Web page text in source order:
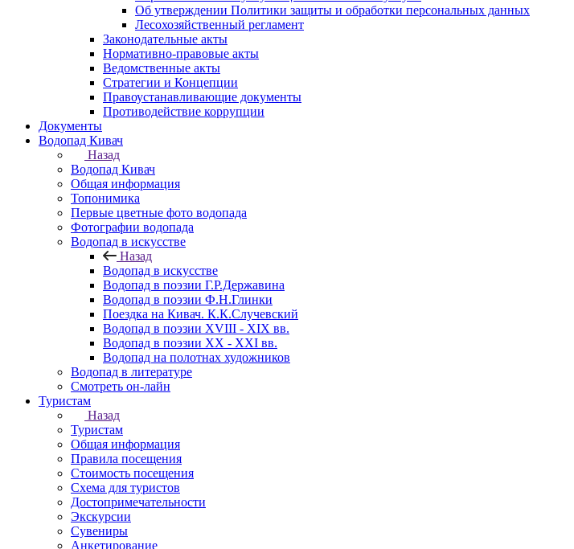
Об утверждении Политики защиты и обработки персональных данных
Лесохозяйственный регламент
Законодательные акты
Нормативно-правовые акты
Ведомственные акты
Стратегии и Концепции
Правоустанавливающие документы
Противодействие коррупции
Документы
Водопад Кивач
Назад
Водопад Кивач
Общая информация
Топонимика
Первые цветные фото водопада
Фотографии водопада
Водопад в искусстве
Назад
Водопад в искусстве
Водопад в поэзии Г.Р.Державина
Водопад в поэзии Ф.Н.Глинки
Поездка на Кивач. К.К.Случевский
Водопад в поэзии XVIII - XIX вв.
Водопад в поэзии XX - XXI вв.
Водопад на полотнах художников
Водопад в литературе
Смотреть он-лайн
Туристам
Назад
Туристам
Общая информация
Правила посещения
Стоимость посещения
Схема для туристов
Достопримечательности
Экскурсии
Сувениры
Анкетирование